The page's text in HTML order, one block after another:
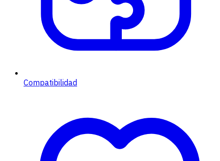
Compatibilidad